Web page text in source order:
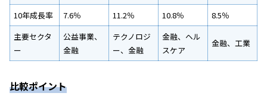
10年成長率
7.6％ 11.2％ 10.8％
8.5％
主要セクタ
ー
公益事業、
金融
テクノロジ
ー、金融
金融、ヘル
スケア
金融、工業
比較ポイント